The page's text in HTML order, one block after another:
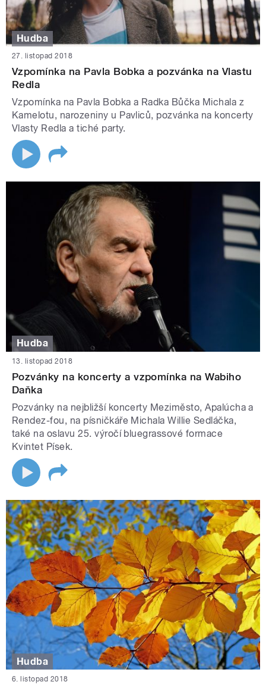
Hudba
27. listopad 2018
Vzpomínka na Pavla Bobka a pozvánka na Vlastu
Redla
Vzpomínka na Pavla Bobka a Radka Bůčka Michala z
Kamelotu, narozeniny u Pavliců, pozvánka na koncerty
Vlasty Redla a tiché party.
Hudba
13. listopad 2018
Pozvánky na koncerty a vzpomínka na Wabiho
Daňka
Pozvánky na nejbližší koncerty Meziměsto, Apalúcha a
Rendez-fou, na písničkáře Michala Willie Sedláčka,
také na oslavu 25. výročí bluegrassové formace
Kvintet Písek.
Hudba
6. listopad 2018